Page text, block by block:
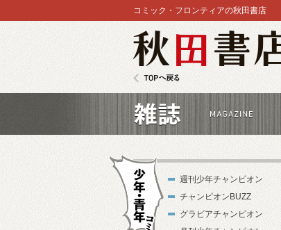
コミック・フロンティアの秋田書店
週刊少年チャンピオン
チャンピオンBUZZ
グラビアチャンピオン